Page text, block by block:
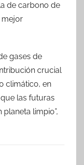
de carbono de
mejor
gases de
crucial
climático, en
las futuras
limpio”,